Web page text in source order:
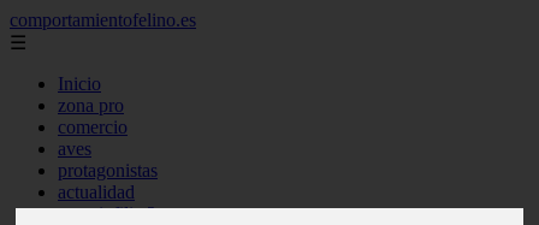
comportamientofelino.es
☰
Inicio
zona pro
comercio
aves
protagonistas
actualidad
acuariofilia 2